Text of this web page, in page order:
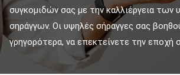
συγκομιδών σας με την καλλιέργεια
σηράγγων. Οι υψηλές σήραγγες σας
γρηγορότερα, να επεκτείνετε την εποχή